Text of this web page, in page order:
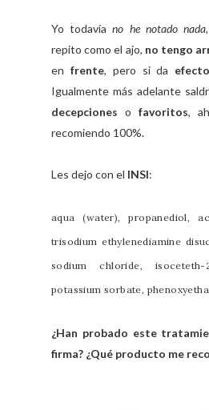
Yo todavía no he notado nada
repito como el ajo, no tengo
en frente, pero si da efecto
Igualmente más adelante
decepciones o favoritos,
recomiendo 100%.
Les dejo con el INSI:
aqua (water), propanediol,
trisodium ethylenediamine
sodium chloride, isoceteth-
potassium sorbate,
¿Han probado este
firma? ¿Qué producto me